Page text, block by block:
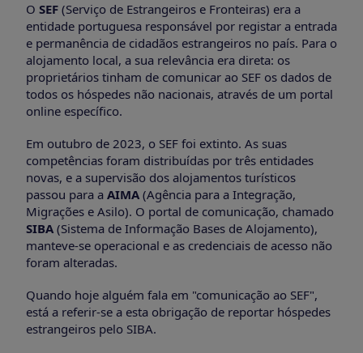
O SEF (Serviço de Estrangeiros e Fronteiras) era a
entidade portuguesa responsável por registar a entrada
e permanência de cidadãos estrangeiros no país. Para o
alojamento local, a sua relevância era direta: os
proprietários tinham de comunicar ao SEF os dados de
todos os hóspedes não nacionais, através de um portal
online específico.
Em outubro de 2023, o SEF foi extinto. As suas
competências foram distribuídas por três entidades
novas, e a supervisão dos alojamentos turísticos
passou para a AIMA (Agência para a Integração,
Migrações e Asilo). O portal de comunicação, chamado
SIBA (Sistema de Informação Bases de Alojamento),
manteve-se operacional e as credenciais de acesso não
foram alteradas.
Quando hoje alguém fala em "comunicação ao SEF",
está a referir-se a esta obrigação de reportar hóspedes
estrangeiros pelo SIBA.